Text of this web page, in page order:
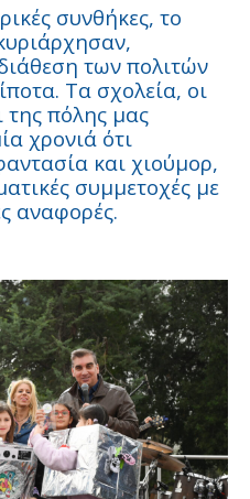
συνθήκες, το
των πολιτών
Τα σχολεία, οι
της πόλης μας
χρονιά ότι
και χιούμορ,
συμμετοχές με
αναφορές.